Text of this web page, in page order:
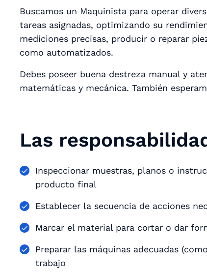
Buscamos un Maquinista para operar
tareas asignadas, optimizando su
mediciones precisas, producir o reparar
como automatizados.
Debes poseer buena destreza manual y
matemáticas y mecánica. También
Las
Inspeccionar muestras, planos o
producto final
Establecer la secuencia de acciones
Marcar el material para cortar o dar
Preparar las máquinas adecuadas
trabajo